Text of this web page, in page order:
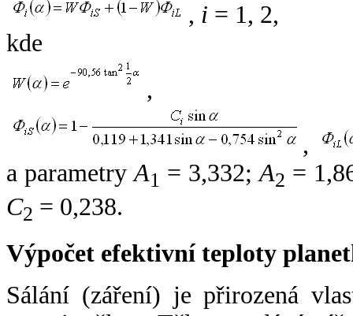
, i = 1, 2,
kde
,
,
a parametryA1 = 3,332;A2 =
C2 = 0,238.
Výpočet efektivní teploty
Sálání (záření) je přirozená